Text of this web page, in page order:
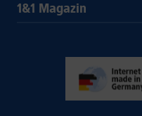
1&1 Magazin